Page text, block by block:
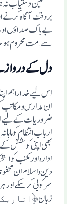
معلمین دستیاب
بر وقت آگاہ کرنے
بے باک صداوٴں
سے امت محروم
دل کے
اس لیے خدارا ہم
ان مدارس و مکاتب
ارباب انتظام کو
بھی اپنی کوشش کے
ادارہ اورمکتب کو
دین واسلام ان
سرکوبی کرسکے اور
زبان ﴿